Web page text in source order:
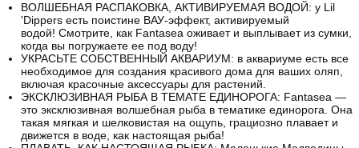
ВОЛШЕБНАЯ РАСПАКОВКА, АКТИВИРУЕМАЯ ВОДОЙ: у Lil
'Dippers есть поистине ВАУ-эффект, активируемый
водой! Смотрите, как Fantasea оживает и выплывает из сумки,
когда вы погружаете ее под воду!
УКРАСЬТЕ СОБСТВЕННЫЙ АКВАРИУМ: в аквариуме есть все
необходимое для создания красивого дома для ваших оляп,
включая красочные аксессуары для растений.
ЭКСКЛЮЗИВНАЯ РЫБА В ТЕМАТЕ ЕДИНОРОГА: Fantasea —
это эксклюзивная волшебная рыба в тематике единорога. Она
такая мягкая и шелковистая на ощупь, грациозно плавает и
движется в воде, как настоящая рыба!